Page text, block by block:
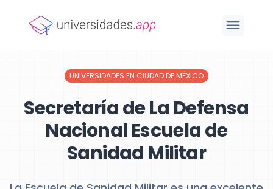
UNIVERSIDADES EN CIUDAD DE MÉXICO
Secretaría de La Defensa
Nacional Escuela de
Sanidad Militar